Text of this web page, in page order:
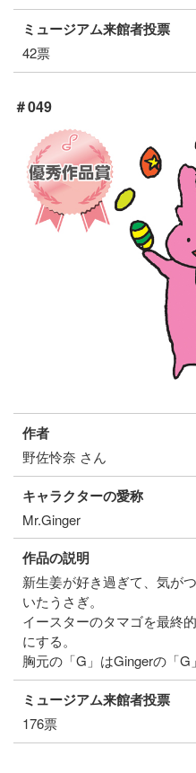
ミュージアム来館者投票
42票
＃049
作者
野佐怜奈 さん
キャラクターの愛称
Mr.Ginger
作品の説明
新生姜が好き過ぎて、気が
いたうさぎ。
イースターのタマゴを最終
にする。
胸元の「G」はGingerの「G」
ミュージアム来館者投票
176票